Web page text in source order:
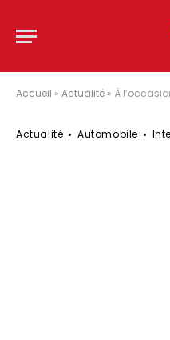
Accueil » Actualité » À l’occasion des 30 ans de Twingo :
Actualité Automobile